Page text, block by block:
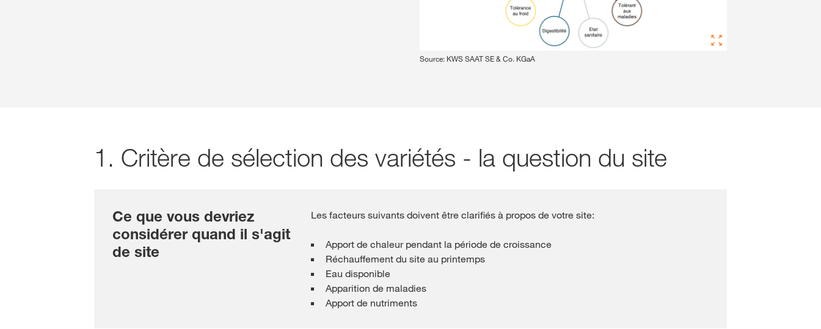
Source: KWS SAAT SE & Co. KGaA
1. Critère de sélection des variétés - la question du site
Ce que vous devriez
considérer quand il s'agit
de site
Les facteurs suivants doivent être clarifiés à propos de votre site:
Apport de chaleur pendant la période de croissance
Réchauffement du site au printemps
Eau disponible
Apparition de maladies
Apport de nutriments